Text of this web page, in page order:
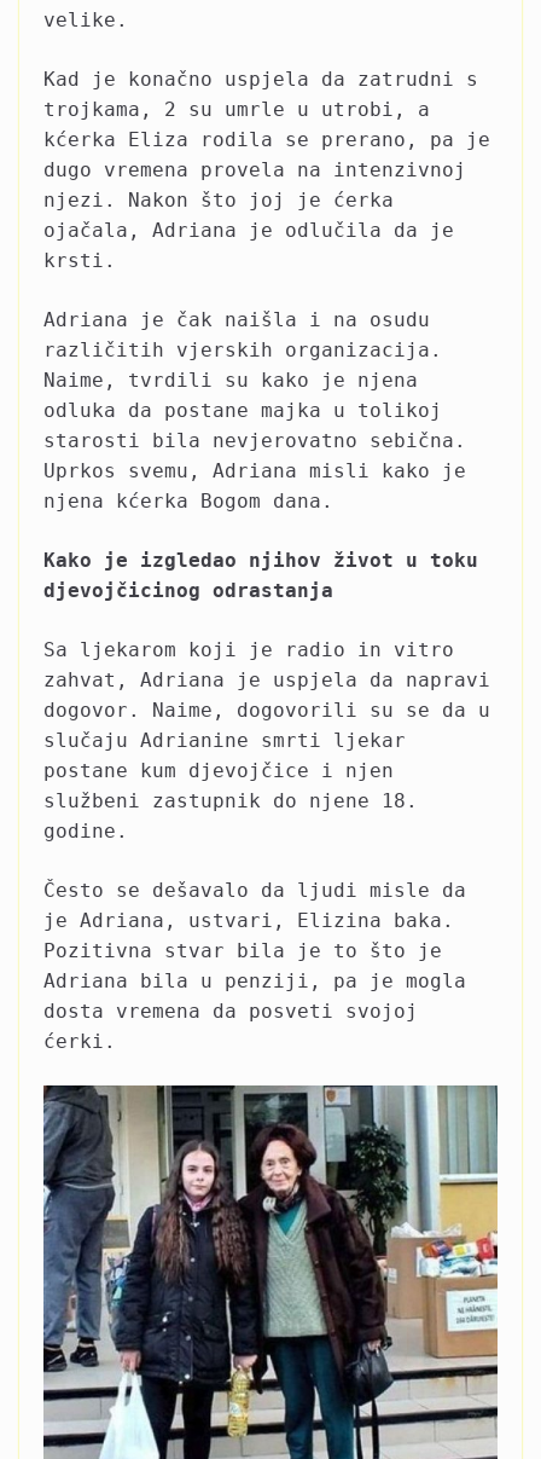
velike.
Kad je konačno uspjela da zatrudni s
trojkama, 2 su umrle u utrobi, a
kćerka Eliza rodila se prerano, pa je
dugo vremena provela na intenzivnoj
njezi. Nakon što joj je ćerka
ojačala, Adriana je odlučila da je
krsti.
Adriana je čak naišla i na osudu
različitih vjerskih organizacija.
Naime, tvrdili su kako je njena
odluka da postane majka u tolikoj
starosti bila nevjerovatno sebična.
Uprkos svemu, Adriana misli kako je
njena kćerka Bogom dana.
Kako je izgledao njihov život u toku
djevojčicinog odrastanja
Sa ljekarom koji je radio in vitro
zahvat, Adriana je uspjela da napravi
dogovor. Naime, dogovorili su se da u
slučaju Adrianine smrti ljekar
postane kum djevojčice i njen
službeni zastupnik do njene 18.
godine.
Često se dešavalo da ljudi misle da
je Adriana, ustvari, Elizina baka.
Pozitivna stvar bila je to što je
Adriana bila u penziji, pa je mogla
dosta vremena da posveti svojoj
ćerki.